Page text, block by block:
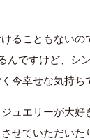
ることもないの
んですけど、シ
今幸せな気持ち
ュエリーが大
せていただいた